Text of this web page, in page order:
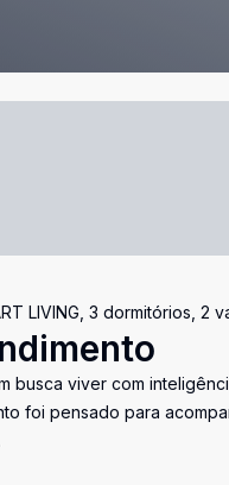
LIVING, 3 dormitórios, 2
busca viver com
foi pensado para